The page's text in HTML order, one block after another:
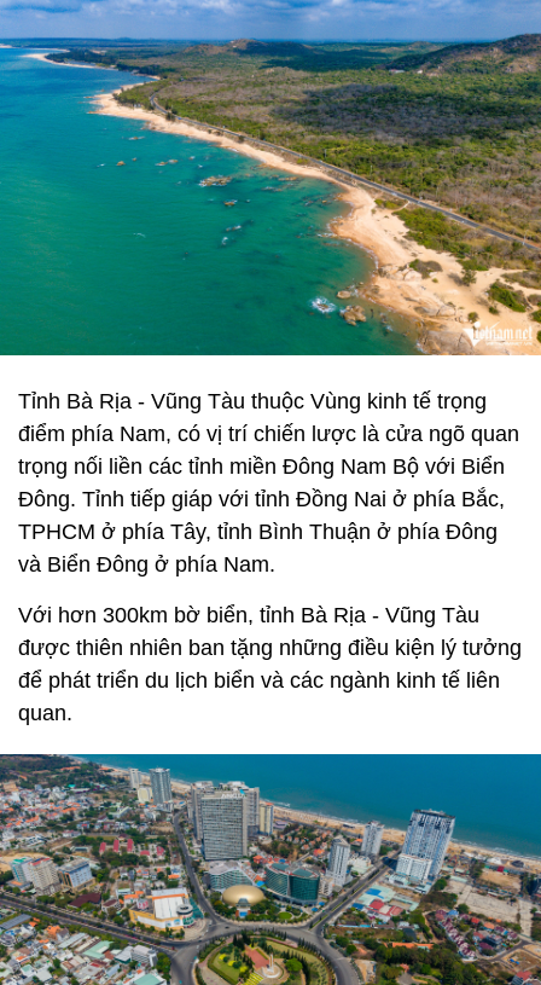
Tỉnh Bà Rịa - Vũng Tàu thuộc Vùng kinh tế trọng
điểm phía Nam, có vị trí chiến lược là cửa ngõ quan
trọng nối liền các tỉnh miền Đông Nam Bộ với Biển
Đông. Tỉnh tiếp giáp với tỉnh Đồng Nai ở phía Bắc,
TPHCM ở phía Tây, tỉnh Bình Thuận ở phía Đông
và Biển Đông ở phía Nam.
Với hơn 300km bờ biển, tỉnh Bà Rịa - Vũng Tàu
được thiên nhiên ban tặng những điều kiện lý tưởng
để phát triển du lịch biển và các ngành kinh tế liên
quan.